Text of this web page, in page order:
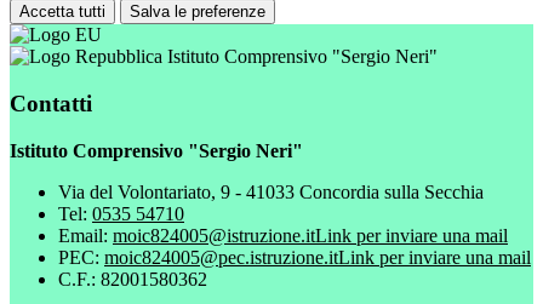
Accetta tutti Salva le preferenze
Istituto Comprensivo "Sergio Neri"
Contatti
Istituto Comprensivo "Sergio Neri"
Via del Volontariato, 9 - 41033 Concordia sulla Secchia
Tel: 0535 54710
Email: moic824005@istruzione.itLink per inviare una mail
PEC: moic824005@pec.istruzione.itLink per inviare una mail
C.F.: 82001580362